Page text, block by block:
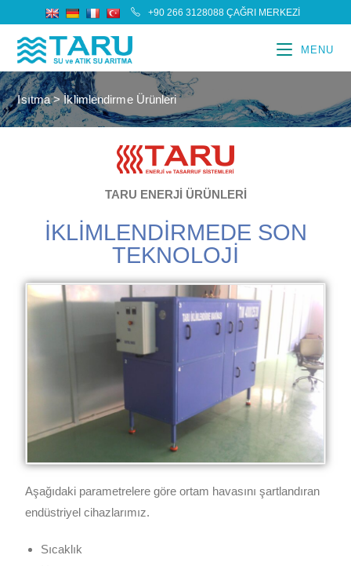
+90 266 3128088 ÇAĞRI MERKEZİ
MENU
Isıtma > İklimlendirme Ürünleri
TARU ENERJİ ÜRÜNLERİ
İKLİMLENDİRMEDE SON
TEKNOLOJİ
Aşağıdaki parametrelere göre ortam havasını şartlandıran
endüstriyel cihazlarımız.
Sıcaklık